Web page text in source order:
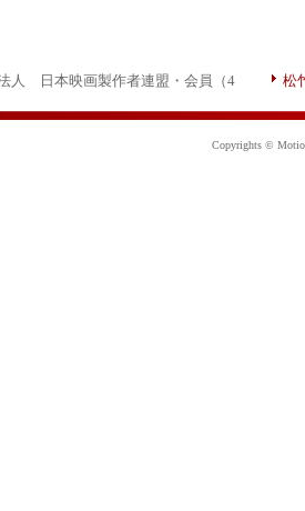
人 日本映画製作者連盟・会員（4
松
Copyrights ©